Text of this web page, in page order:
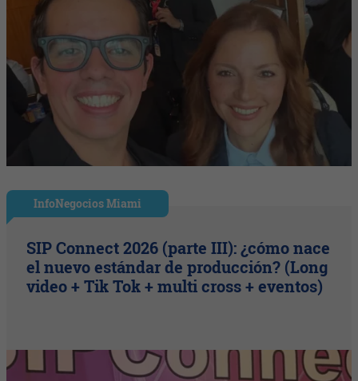
InfoNegocios Miami
SIP Connect 2026 (parte III): ¿cómo nace
el nuevo estándar de producción? (Long
video + Tik Tok + multi cross + eventos)